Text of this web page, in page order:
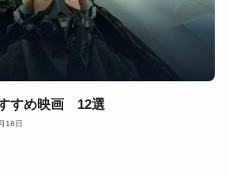
すめ映画 12選
18日